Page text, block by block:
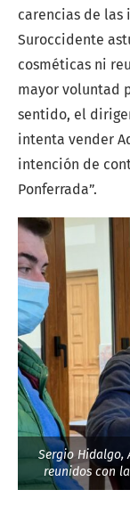
carencias de las
Suroccidente
cosméticas ni
mayor voluntad
sentido, el
intenta vender
intención de
Ponferrada”.
Sergio Hidalgo,
reunidos con